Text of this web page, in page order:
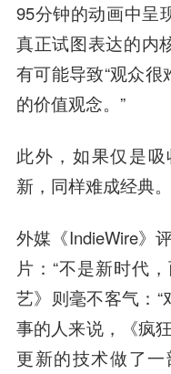
95分钟的动画中呈
真正试图表达的内
有可能导致“观众
的价值观念。”
此外，如果仅是
新，同样难成经典。
外媒《IndieWire》
片：“不是新时代
艺》则毫不客气：
事的人来说，《疯
更新的技术做了